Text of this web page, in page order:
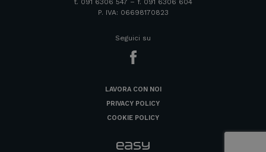
t. 091 6306 547 – f. 091 6306 604
P. IVA: 06698170823
Seguici su
LAVORA CON NOI
PRIVACY POLICY
COOKIE POLICY